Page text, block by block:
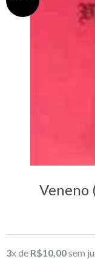
Veneno
3x de R$10,00sem